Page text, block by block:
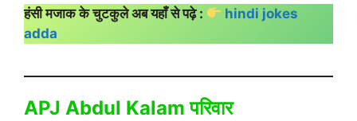
हंसी मजाक के चुटकुले अब यहाँ से पढ़े :
hindi jokes
adda
APJ Abdul Kalam परिवार